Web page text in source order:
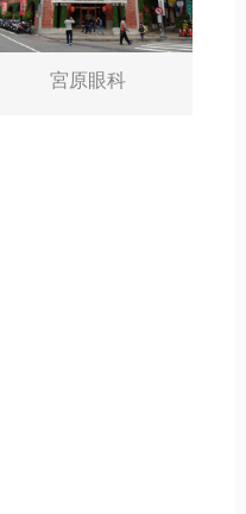
宮原眼科